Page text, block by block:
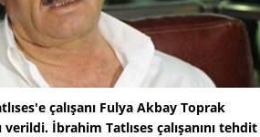
çalışanı Fulya Akbay Toprak
verildi. İbrahim Tatlıses çalışanını tehdit